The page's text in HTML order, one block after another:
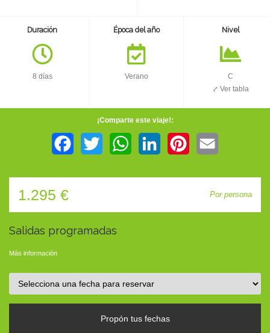
CONTACTO
Duración
8 días
Época del año
Verano
Nivel
C
⤤ Ver tabla
¡Comparte este viaje!:
FacebookTwitter WhatsAppLinkedIn Pinterest
1.295 € Por persona
Salidas programadas
Más información
Propón tus fechas